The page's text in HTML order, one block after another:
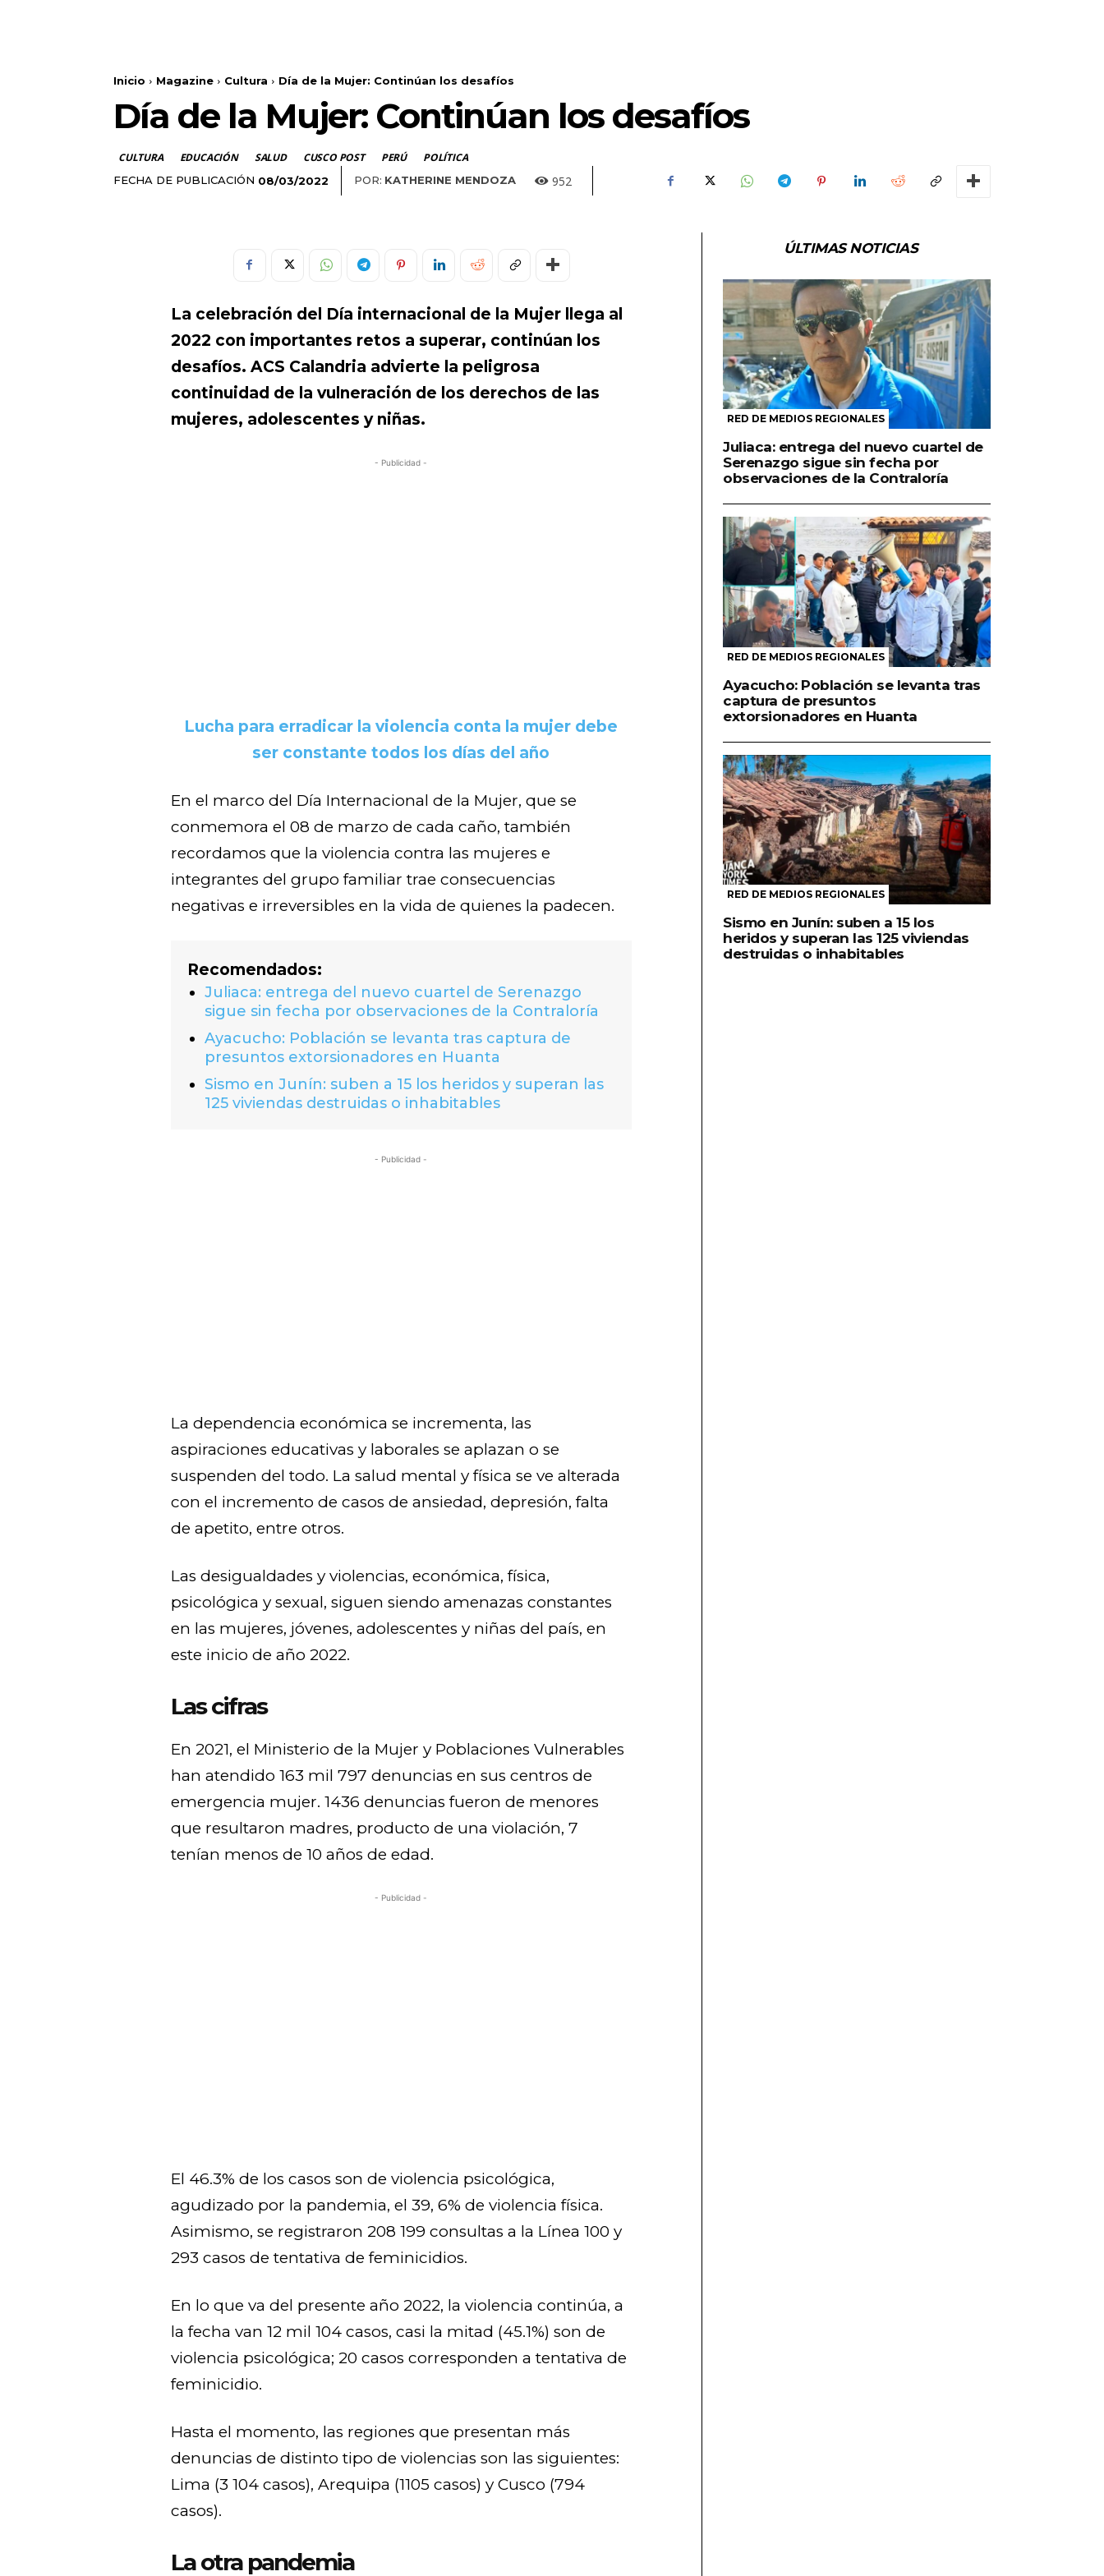
Inicio Magazine Cultura Día de la Mujer: Continúan los desafíos
Día de la Mujer: Continúan los desafíos
CULTURA EDUCACIÓN SALUD CUSCO POST PERÚ POLÍTICA
FECHA DE PUBLICACIÓN 08/03/2022 POR: KATHERINE MENDOZA 952
La celebración del Día internacional de la Mujer llega al
2022 con importantes retos a superar, continúan los
desafíos. ACS Calandria advierte la peligrosa
continuidad de la vulneración de los derechos de las
mujeres, adolescentes y niñas.
- Publicidad -
Lucha para erradicar la violencia conta la mujer debe
ser constante todos los días del año
En el marco del Día Internacional de la Mujer, que se
conmemora el 08 de marzo de cada caño, también
recordamos que la violencia contra las mujeres e
integrantes del grupo familiar trae consecuencias
negativas e irreversibles en la vida de quienes la padecen.
Recomendados:
Juliaca: entrega del nuevo cuartel de Serenazgo
sigue sin fecha por observaciones de la Contraloría
Ayacucho: Población se levanta tras captura de
presuntos extorsionadores en Huanta
Sismo en Junín: suben a 15 los heridos y superan las
125 viviendas destruidas o inhabitables
- Publicidad -
La dependencia económica se incrementa, las
aspiraciones educativas y laborales se aplazan o se
suspenden del todo. La salud mental y física se ve alterada
con el incremento de casos de ansiedad, depresión, falta
de apetito, entre otros.
Las desigualdades y violencias, económica, física,
psicológica y sexual, siguen siendo amenazas constantes
en las mujeres, jóvenes, adolescentes y niñas del país, en
este inicio de año 2022.
Las cifras
En 2021, el Ministerio de la Mujer y Poblaciones Vulnerables
han atendido 163 mil 797 denuncias en sus centros de
emergencia mujer. 1436 denuncias fueron de menores
que resultaron madres, producto de una violación, 7
tenían menos de 10 años de edad.
- Publicidad -
El 46.3% de los casos son de violencia psicológica,
agudizado por la pandemia, el 39, 6% de violencia física.
Asimismo, se registraron 208 199 consultas a la Línea 100 y
293 casos de tentativa de feminicidios.
En lo que va del presente año 2022, la violencia continúa, a
la fecha van 12 mil 104 casos, casi la mitad (45.1%) son de
violencia psicológica; 20 casos corresponden a tentativa de
feminicidio.
Hasta el momento, las regiones que presentan más
denuncias de distinto tipo de violencias son las siguientes:
Lima (3 104 casos), Arequipa (1105 casos) y Cusco (794
casos).
La otra pandemia
ÚLTIMAS NOTICIAS
RED DE MEDIOS REGIONALES
Juliaca: entrega del nuevo cuartel de
Serenazgo sigue sin fecha por
observaciones de la Contraloría
RED DE MEDIOS REGIONALES
Ayacucho: Población se levanta tras
captura de presuntos
extorsionadores en Huanta
RED DE MEDIOS REGIONALES
Sismo en Junín: suben a 15 los
heridos y superan las 125 viviendas
destruidas o inhabitables